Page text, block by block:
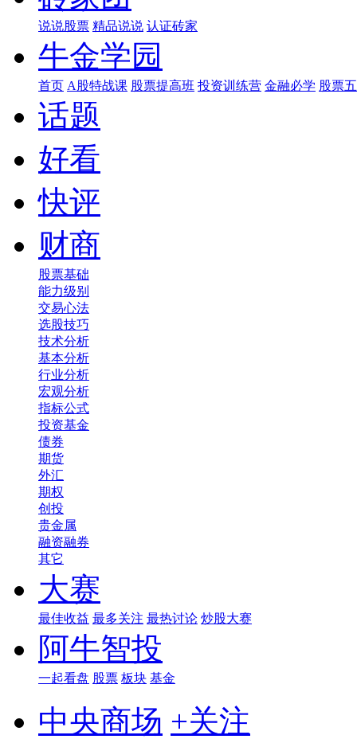
说说股票 精品说说 认证砖家
牛金学园
首页 A股特战课 股票提高班 投资训练营 金融必学 股票
话题
好看
快评
财商
股票基础
能力级别
交易心法
选股技巧
技术分析
基本分析
行业分析
宏观分析
指标公式
投资基金
债券
期货
外汇
期权
创投
贵金属
融资融券
其它
大赛
最佳收益 最多关注 最热讨论 炒股大赛
阿牛智投
一起看盘 股票 板块 基金
中央商场 +关注